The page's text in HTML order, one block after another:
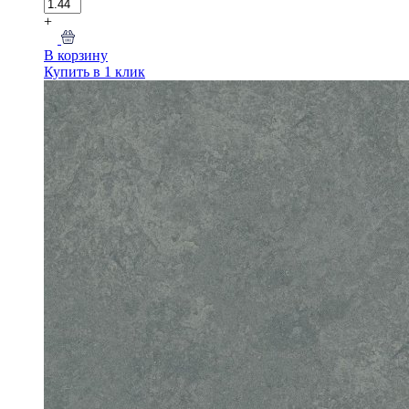
+
В корзину
Купить в 1 клик